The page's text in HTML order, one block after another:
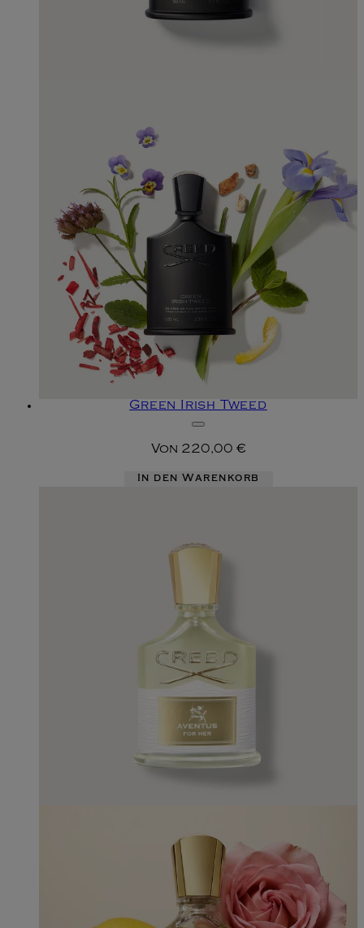
Green Irish Tweed
Von 220,00 €
In den Warenkorb